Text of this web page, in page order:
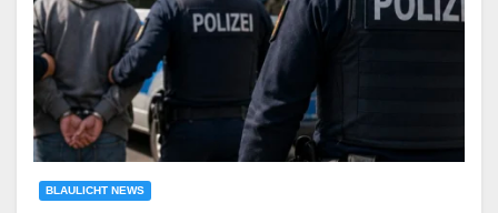
BLAULICHT NEWS